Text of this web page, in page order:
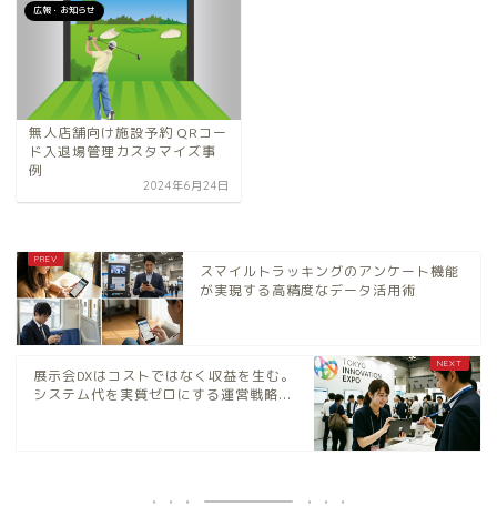
広報・お知らせ
無人店舗向け施設予約 QRコー
ド入退場管理カスタマイズ事
例
2024年6月24日
スマイルトラッキングのアンケート機能
が実現する高精度なデータ活用術
展示会DXはコストではなく収益を生む。
システム代を実質ゼロにする運営戦略...